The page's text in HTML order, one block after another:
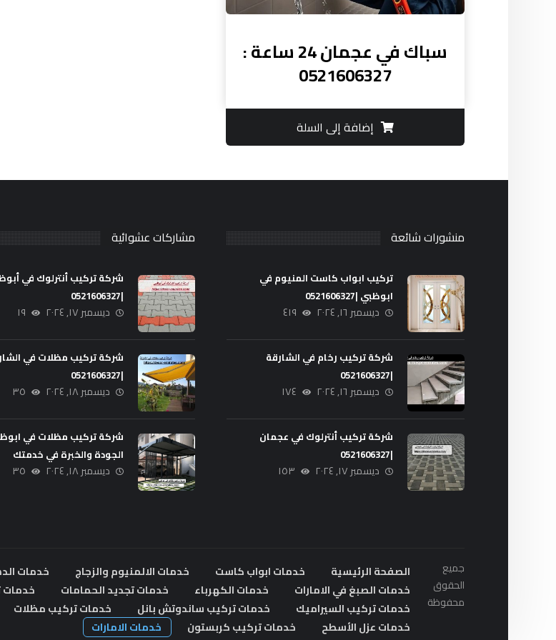
سباك في عجمان 24 ساعة :
0521606327
إضافة إلى السلة
منشورات شائعة
تركيب ابواب كاست المنيوم في
ابوظبي |0521606327
ديسمبر ١٦, ٢٠٢٤ ٤١٩
شركة تركيب رخام في الشارقة
|0521606327
ديسمبر ١٦, ٢٠٢٤ ١٧٤
شركة تركيب أنترلوك في عجمان
|0521606327
ديسمبر ١٧, ٢٠٢٤ ١٥٣
مشاركات عشوائية
شركة تركيب أنترلوك في
|0521606327
ديسمبر ١٧, ٢٠٢٤ ١٩
شركة تركيب مظلات في
|0521606327
ديسمبر ١٨, ٢٠٢٤ ٣٥
شركة تركيب مظلات في
الجودة والخبرة في خدمتك
ديسمبر ١٨, ٢٠٢٤ ٣٥
جميع
الحقوق
محفوظة
الصفحة الرئيسية خدمات ابواب كاست خدمات الالمنيوم والزجاج خدمات
خدمات الصبغ في الامارات
خدمات الكهرباء خدمات تجديد الحمامات خدمات
خدمات تركيب السيراميك
خدمات تركيب ساندوتش بانل خدمات تركيب مظلات
خدمات عزل الأسطح
خدمات تركيب كربستون خدمات الامارات